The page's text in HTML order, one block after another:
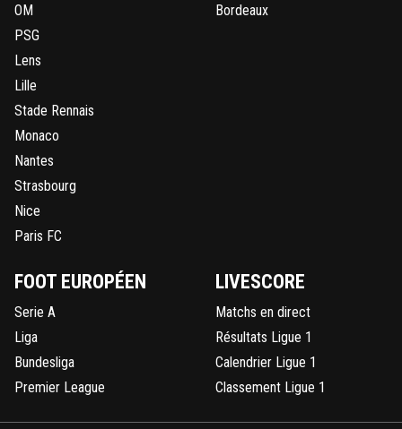
OM
PSG
Lens
Lille
Stade Rennais
Monaco
Nantes
Strasbourg
Nice
Paris FC
Bordeaux
FOOT EUROPÉEN
Serie A
Liga
Bundesliga
Premier League
LIVESCORE
Matchs en direct
Résultats Ligue 1
Calendrier Ligue 1
Classement Ligue 1